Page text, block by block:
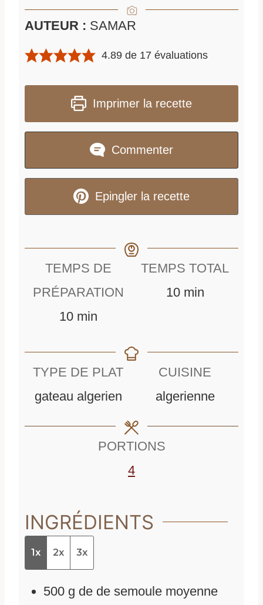
AUTEUR : SAMAR
4.89 de 17 évaluations
Imprimer la recette
Commenter
Epingler la recette
TEMPS DE
PRÉPARATION
10mmin
TEMPS TOTAL
10mmin
TYPE DE PLAT
gateau algerien
CUISINE
algerienne
PORTIONS
4
INGRÉDIENTS
1x 2x 3x
500 g de de semoule moyenne